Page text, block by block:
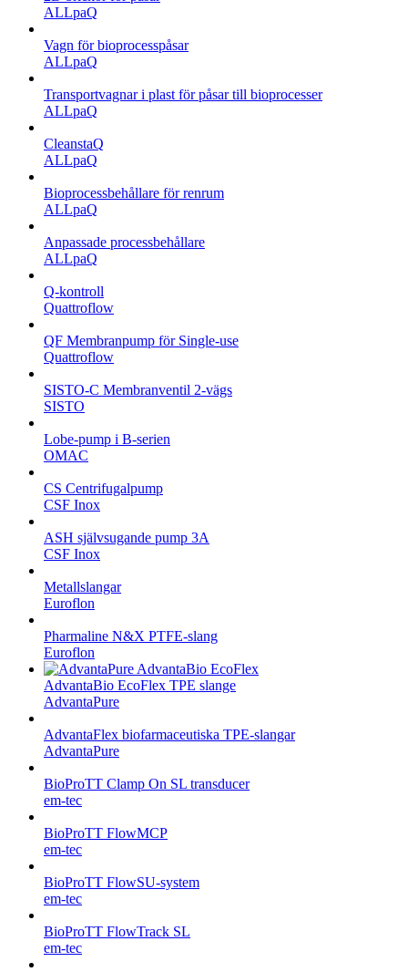
ALLpaQ
Vagn för bioprocesspåsar
ALLpaQ
Transportvagnar i plast för påsar till bioprocesser
ALLpaQ
CleanstaQ
ALLpaQ
Bioprocessbehållare för renrum
ALLpaQ
Anpassade processbehållare
ALLpaQ
Q-kontroll
Quattroflow
QF Membranpump för Single-use
Quattroflow
SISTO-C Membranventil 2-vägs
SISTO
Lobe-pump i B-serien
OMAC
CS Centrifugalpump
CSF Inox
ASH självsugande pump 3A
CSF Inox
Metallslangar
Euroflon
Pharmaline N&X PTFE-slang
Euroflon
AdvantaBio EcoFlex TPE slange
AdvantaPure
AdvantaFlex biofarmaceutiska TPE-slangar
AdvantaPure
BioProTT Clamp On SL transducer
em-tec
BioProTT FlowMCP
em-tec
BioProTT FlowSU-system
em-tec
BioProTT FlowTrack SL
em-tec